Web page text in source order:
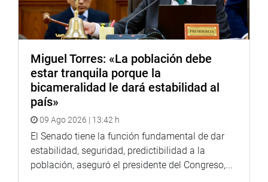
atendieron los reclamos de los pobladores de Peralvillo y
Peralvillo Bajo quienes han visto afectadas sus
propiedades por la construcción del megapuerto.
Sánchez Palomino aprovechó la oportunidad para
consultar por la construcción de la sede policial en la
zona ad portas del inicio de operaciones del megapuerto
de Chancay.
OFICINA DE COMUNICACIONES E IMAGEN
INSTITUCIONAL
Miguel Torres: «La población debe
estar tranquila porque la
bicameralidad le dará estabilidad al
país»
09 Ago 2026 | 13:42 h
El Senado tiene la función fundamental de dar
estabilidad, seguridad, predictibilidad a la
población, aseguró el presidente del Congreso,...